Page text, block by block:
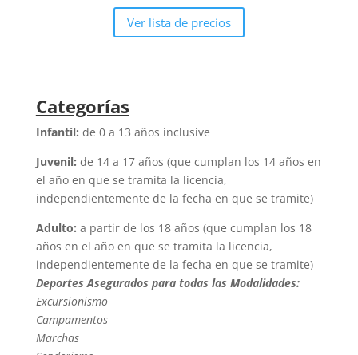
Ver lista de precios
Categorías
Infantil: de 0 a 13 años inclusive
Juvenil: de 14 a 17 años (que cumplan los 14 años en
el año en que se tramita la licencia,
independientemente de la fecha en que se tramite)
Adulto: a partir de los 18 años (que cumplan los 18
años en el año en que se tramita la licencia,
independientemente de la fecha en que se tramite)
Deportes Asegurados para todas las Modalidades:
Excursionismo
Campamentos
Marchas